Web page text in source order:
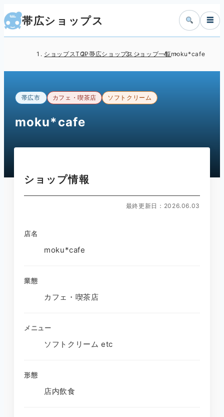
帯広ショップス ☰
ショップスTOP帯広ショップス ショップ一覧moku*cafe
帯広市 カフェ・喫茶店 ソフトクリーム
moku*cafe
ショップ情報
最終更新日：2026.06.03
店名
moku*cafe
業態
カフェ・喫茶店
メニュー
ソフトクリーム etc
形態
店内飲食